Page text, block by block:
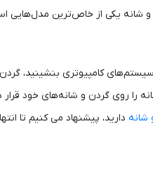
و شانه یکی از خاص‌ترین
کامپیوتری بنشینید،
را روی گردن و شانه‌های خود قرار
شانه دارید، پیشنهاد می کنیم تا